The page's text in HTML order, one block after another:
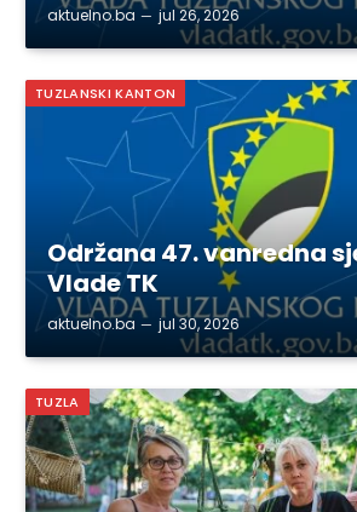
aktuelno.ba jul 26, 2026
TUZLANSKI KANTON
Održana 47. vanredna
Vlade TK
aktuelno.ba jul 30, 2026
TUZLA